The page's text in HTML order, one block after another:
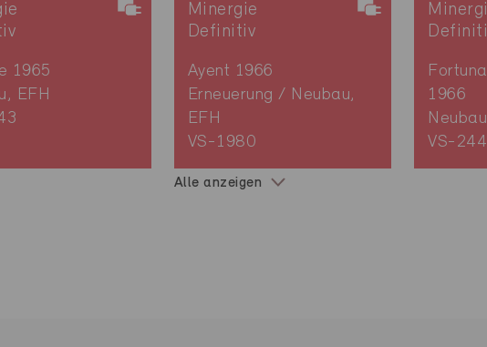
1965
EFH
Minergie
Definitiv
Ayent 1966
Erneuerung / Neubau,
EFH
VS-1980
1966
VS-
Alle anzeigen